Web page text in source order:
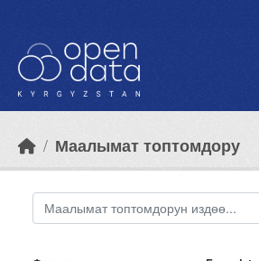
Маалымат топтомдору